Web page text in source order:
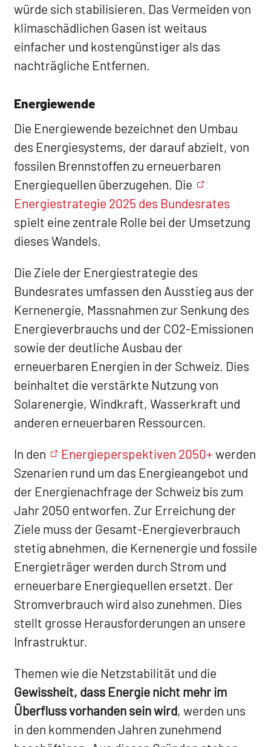
würde sich stabilisieren. Das Vermeiden von
klimaschädlichen Gasen ist weitaus
einfacher und kostengünstiger als das
nachträgliche Entfernen.
Energiewende
Die Energiewende bezeichnet den Umbau
des Energiesystems, der darauf abzielt, von
fossilen Brennstoffen zu erneuerbaren
Energiequellen überzugehen. Die
Energiestrategie 2025 des Bundesrates
spielt eine zentrale Rolle bei der Umsetzung
dieses Wandels.
Die Ziele der Energiestrategie des
Bundesrates umfassen den Ausstieg aus der
Kernenergie, Massnahmen zur Senkung des
Energieverbrauchs und der CO2-Emissionen
sowie der deutliche Ausbau der
erneuerbaren Energien in der Schweiz. Dies
beinhaltet die verstärkte Nutzung von
Solarenergie, Windkraft, Wasserkraft und
anderen erneuerbaren Ressourcen.
In den Energieperspektiven 2050+ werden
Szenarien rund um das Energieangebot und
der Energienachfrage der Schweiz bis zum
Jahr 2050 entworfen. Zur Erreichung der
Ziele muss der Gesamt-Energieverbrauch
stetig abnehmen, die Kernenergie und fossile
Energieträger werden durch Strom und
erneuerbare Energiequellen ersetzt. Der
Stromverbrauch wird also zunehmen. Dies
stellt grosse Herausforderungen an unsere
Infrastruktur.
Themen wie die Netzstabilität und die
Gewissheit, dass Energie nicht mehr im
Überfluss vorhanden sein wird, werden uns
in den kommenden Jahren zunehmend